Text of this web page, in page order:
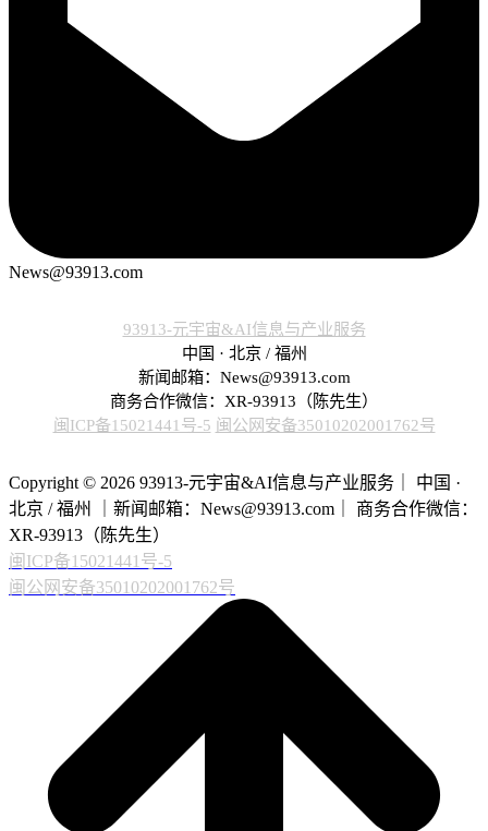
News@93913.com
93913-元宇宙&AI信息与产业服务
中国 · 北京 / 福州
新闻邮箱：News@93913.com
商务合作微信：XR-93913（陈先生）
闽ICP备15021441号-5 闽公网安备35010202001762号
Copyright © 2026 93913-元宇宙&AI信息与产业服务｜ 中国 ·
北京 / 福州 ｜新闻邮箱：News@93913.com｜ 商务合作微信：
XR-93913（陈先生）
闽ICP备15021441号-5
闽公网安备35010202001762号